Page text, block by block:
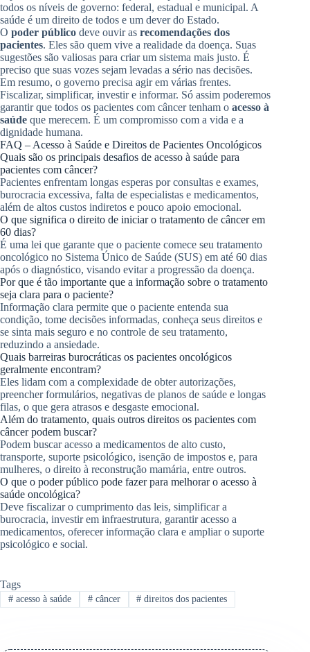
todos os níveis de governo: federal, estadual e municipal. A
saúde é um direito de todos e um dever do Estado.
O poder público deve ouvir as recomendações dos
pacientes. Eles são quem vive a realidade da doença. Suas
sugestões são valiosas para criar um sistema mais justo. É
preciso que suas vozes sejam levadas a sério nas decisões.
Em resumo, o governo precisa agir em várias frentes.
Fiscalizar, simplificar, investir e informar. Só assim poderemos
garantir que todos os pacientes com câncer tenham o acesso à
saúde que merecem. É um compromisso com a vida e a
dignidade humana.
FAQ – Acesso à Saúde e Direitos de Pacientes Oncológicos
Quais são os principais desafios de acesso à saúde para
pacientes com câncer?
Pacientes enfrentam longas esperas por consultas e exames,
burocracia excessiva, falta de especialistas e medicamentos,
além de altos custos indiretos e pouco apoio emocional.
O que significa o direito de iniciar o tratamento de câncer em
60 dias?
É uma lei que garante que o paciente comece seu tratamento
oncológico no Sistema Único de Saúde (SUS) em até 60 dias
após o diagnóstico, visando evitar a progressão da doença.
Por que é tão importante que a informação sobre o tratamento
seja clara para o paciente?
Informação clara permite que o paciente entenda sua
condição, tome decisões informadas, conheça seus direitos e
se sinta mais seguro e no controle de seu tratamento,
reduzindo a ansiedade.
Quais barreiras burocráticas os pacientes oncológicos
geralmente encontram?
Eles lidam com a complexidade de obter autorizações,
preencher formulários, negativas de planos de saúde e longas
filas, o que gera atrasos e desgaste emocional.
Além do tratamento, quais outros direitos os pacientes com
câncer podem buscar?
Podem buscar acesso a medicamentos de alto custo,
transporte, suporte psicológico, isenção de impostos e, para
mulheres, o direito à reconstrução mamária, entre outros.
O que o poder público pode fazer para melhorar o acesso à
saúde oncológica?
Deve fiscalizar o cumprimento das leis, simplificar a
burocracia, investir em infraestrutura, garantir acesso a
medicamentos, oferecer informação clara e ampliar o suporte
psicológico e social.
Tags
#acesso à saúde #câncer # direitos dos pacientes